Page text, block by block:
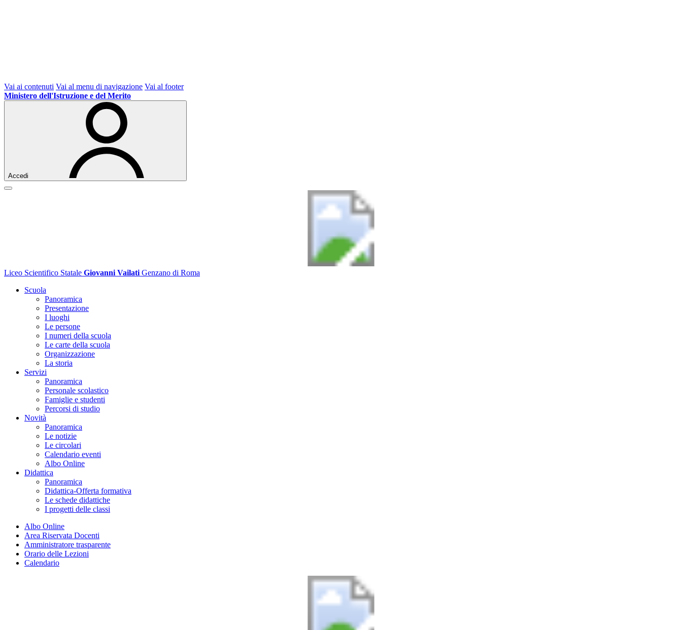
Vai ai contenuti Vai al menu di navigazione Vai al footer
Ministero dell'Istruzione e del Merito
Accedi
Liceo Scientifico Statale Giovanni Vailati Genzano di Roma
Scuola
Panoramica
Presentazione
I luoghi
Le persone
I numeri della scuola
Le carte della scuola
Organizzazione
La storia
Servizi
Panoramica
Personale scolastico
Famiglie e studenti
Percorsi di studio
Novità
Panoramica
Le notizie
Le circolari
Calendario eventi
Albo Online
Didattica
Panoramica
Didattica-Offerta formativa
Le schede didattiche
I progetti delle classi
Albo Online
Area Riservata Docenti
Amministratore trasparente
Orario delle Lezioni
Calendario